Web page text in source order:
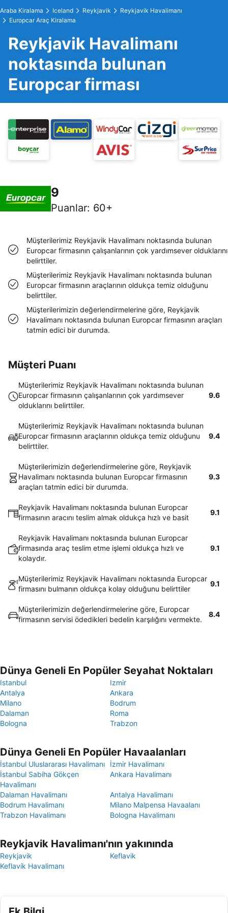
Araba Kiralama Iceland Reykjavik
Reykjavik Havalimanı
Europcar Araç Kiralama
Reykjavik Havalimanı
noktasında bulunan
Europcar firması
9
Puanlar: 60+
Müşterilerimiz Reykjavik Havalimanı noktasında bulunan
Europcar firmasının çalışanlarının çok yardımsever olduklarını
belirttiler.
Müşterilerimiz Reykjavik Havalimanı noktasında bulunan
Europcar firmasının araçlarının oldukça temiz olduğunu
belirttiler.
Müşterilerimizin değerlendirmelerine göre, Reykjavik
Havalimanı noktasında bulunan Europcar firmasının araçları
tatmin edici bir durumda.
Müşteri Puanı
Müşterilerimiz Reykjavik Havalimanı noktasında bulunan
Europcar firmasının çalışanlarının çok yardımsever
olduklarını belirttiler.
9.6
Müşterilerimiz Reykjavik Havalimanı noktasında bulunan
Europcar firmasının araçlarının oldukça temiz olduğunu
belirttiler.
9.4
Müşterilerimizin değerlendirmelerine göre, Reykjavik
Havalimanı noktasında bulunan Europcar firmasının
araçları tatmin edici bir durumda.
9.3
Reykjavik Havalimanı noktasında bulunan Europcar
firmasının aracını teslim almak oldukça hızlı ve basit
9.1
Reykjavik Havalimanı noktasında bulunan Europcar
firmasında araç teslim etme işlemi oldukça hızlı ve
kolaydır.
9.1
Müşterilerimiz Reykjavik Havalimanı noktasında Europcar
firmasını bulmanın oldukça kolay olduğunu belirttiler
9.1
Müşterilerimizin değerlendirmelerine göre, Europcar
firmasının servisi ödedikleri bedelin karşılığını vermekte.
8.4
Dünya Geneli En Popüler Seyahat Noktaları
Istanbul
Izmir
Antalya
Ankara
Milano
Bodrum
Dalaman
Roma
Bologna
Trabzon
Dünya Geneli En Popüler Havaalanları
İstanbul Uluslararası Havalimanı
İzmir Havalimanı
İstanbul Sabiha Gökçen
Havalimanı
Ankara Havalimanı
Dalaman Havalimanı
Antalya Havalimanı
Bodrum Havalimanı
Milano Malpensa Havaalanı
Trabzon Havalimanı
Bologna Havalimanı
Reykjavik Havalimanı'nın yakınında
Reykjavik
Keflavik
Keflavík Havalimanı